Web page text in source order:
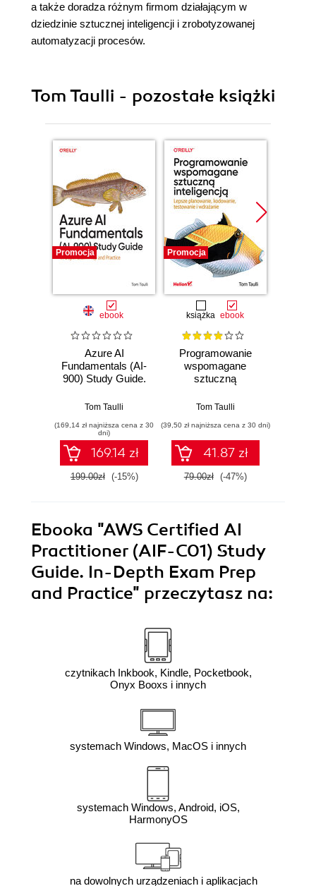
a także doradza różnym firmom działającym w
dziedzinie sztucznej inteligencji i zrobotyzowanej
automatyzacji procesów.
Tom Taulli - pozostałe książki
Promocja
ebook
Azure AI
Fundamentals (AI-
900) Study Guide.
Prep and Practice
Tom Taulli
(169,14 zł najniższa cena z 30
dni)
169.14 zł
199.00zł (-15%)
Promocja
książka ebook
Programowanie
wspomagane
sztuczną
Lepsze
kodowanie,
testowanie i
wdrażanie
Tom Taulli
(39,50 zł najniższa cena z 30 dni)
41.87 zł
79.00zł (-47%)
Ebooka "AWS Certified AI
Practitioner (AIF-C01) Study
Guide. In-Depth Exam Prep
and Practice" przeczytasz na:
czytnikach Inkbook, Kindle, Pocketbook,
Onyx Booxs i innych
systemach Windows, MacOS i innych
systemach Windows, Android, iOS,
HarmonyOS
na dowolnych urządzeniach i aplikacjach